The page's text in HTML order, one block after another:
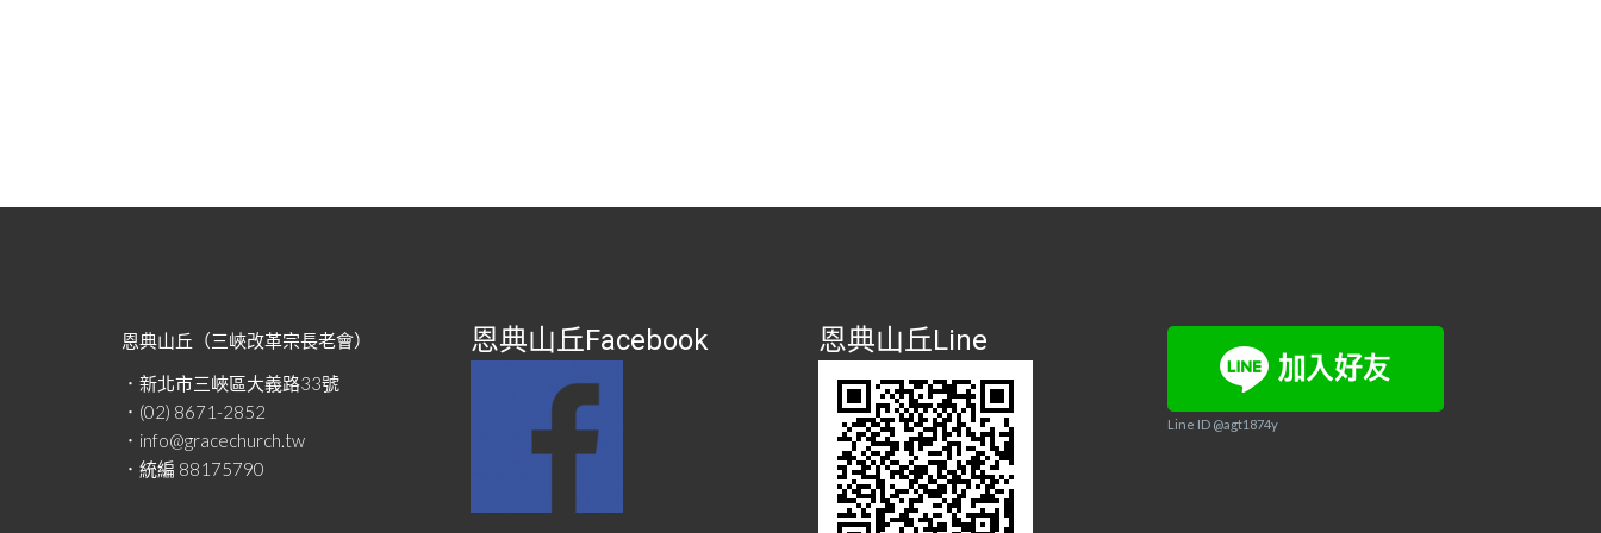
恩典山丘（三峽改革宗長老會）
．新北市三峽區大義路33號
．(02) 8671-2852
．info@gracechurch.tw
．統編 88175790
恩典山丘Facebook 恩典山丘Line
Line ID @agt1874y